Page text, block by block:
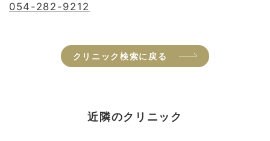
054-282-9212
クリニック検索に戻る
近隣のクリニック